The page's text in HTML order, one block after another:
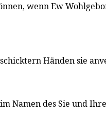
wenn Ew
Händen sie
Namen des Sie und